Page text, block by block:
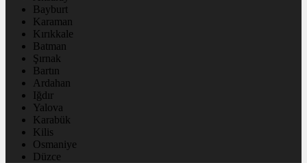
Bayburt
Karaman
Kırıkkale
Batman
Şırnak
Bartın
Ardahan
Iğdır
Yalova
Karabük
Kilis
Osmaniye
Düzce